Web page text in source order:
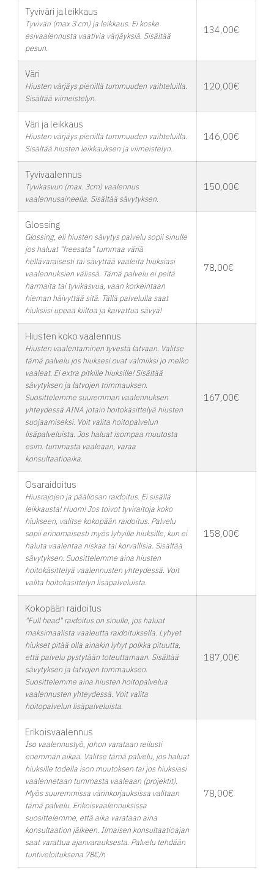
Tyviväri ja leikkaus
Tyviväri (max 3 cm) ja leikkaus. Ei koske
esivaalennusta vaativia värjäyksiä. Sisältää
pesun.
134,00€
Väri
Hiusten värjäys pienillä tummuuden vaihteluilla.
Sisältää viimeistelyn.
120,00€
Väri ja leikkaus
Hiusten värjäys pienillä tummuuden vaihteluilla.
Sisältää hiusten leikkauksen ja viimeistelyn.
146,00€
Tyvivaalennus
Tyvikasvun (max. 3cm) vaalennus
vaalennusaineella. Sisältää sävytyksen.
150,00€
Glossing
Glossing, eli hiusten sävytys palvelu sopii sinulle
jos haluat "freesata" tummaa väriä
hellävaraisesti tai sävyttää vaaleita hiuksiasi
vaalennuksien välissä. Tämä palvelu ei peitä
harmaita tai tyvikasvua, vaan korkeintaan
hieman häivyttää sitä. Tällä palvelulla saat
hiuksiisi upeaa kiiltoa ja kaivattua sävyä!
78,00€
Hiusten koko vaalennus
Hiusten vaalentaminen tyvestä latvaan. Valitse
tämä palvelu jos hiuksesi ovat valmiiksi jo melko
vaaleat. Ei extra pitkille hiuksille! Sisältää
sävytyksen ja latvojen trimmauksen.
Suosittelemme suuremman vaalennuksen
yhteydessä AINA jotain hoitokäsittelyä hiusten
suojaamiseksi. Voit valita hoitopalvelun
lisäpalveluista. Jos haluat isompaa muutosta
esim. tummasta vaaleaan, varaa
konsultaatioaika.
167,00€
Osaraidoitus
Hiusrajojen ja pääliosan raidoitus. Ei sisällä
leikkausta! Huom! Jos toivot tyviraitoja koko
hiukseen, valitse kokopään raidoitus. Palvelu
sopii erinomaisesti myös lyhyille hiuksille, kun ei
haluta vaalentaa niskaa tai korvallisia. Sisältää
sävytyksen. Suosittelemme aina hiusten
hoitokäsittelyä vaalennusten yhteydessä. Voit
valita hoitokäsittelyn lisäpalveluista.
158,00€
Kokopään raidoitus
"Full head" raidoitus on sinulle, jos haluat
maksimaalista vaaleutta raidoituksella. Lyhyet
hiukset pitää olla ainakin lyhyt polkka pituutta,
että palvelu pystytään toteuttamaan. Sisältää
sävytyksen ja latvojen trimmauksen.
Suosittelemme aina hiusten hoitopalvelua
vaalennusten yhteydessä. Voit valita
hoitopalvelun lisäpalveluista.
187,00€
Erikoisvaalennus
Iso vaalennustyö, johon varataan reilusti
enemmän aikaa. Valitse tämä palvelu, jos haluat
hiuksille todella ison muutoksen tai jos hiuksiasi
vaalennetaan tummasta vaaleaan (projektit).
Myös suuremmissa värinkorjauksissa valitaan
tämä palvelu. Erikoisvaalennuksissa
suosittelemme, että aika varataan aina
konsultaation jälkeen. Ilmaisen konsultaatioajan
saat varattua ajanvarauksesta. Palvelu tehdään
tuntiveloituksena 78€/h
78,00€